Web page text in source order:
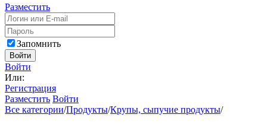
Разместить
Запомнить
Войти
Войти
Или:
Регистрация
Разместить Войти
Все категории/Продукты/Крупы, сыпучие продукты/